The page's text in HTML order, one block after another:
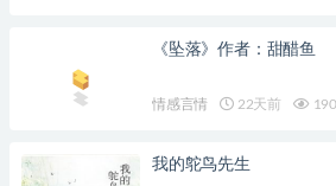
《坠落》作者：甜醋鱼
情感言情 22天前 190
我的鸵鸟先生